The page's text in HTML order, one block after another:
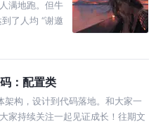
满地跑。但牛
了人均 “谢邀
扑的人均收
：配置类
构，设计到代码落地。和大家一
家持续关注一起见证成长！往期文